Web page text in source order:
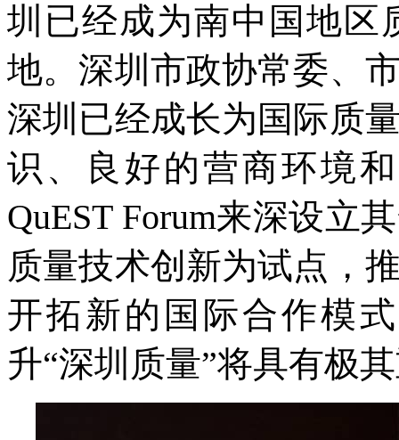
圳已经成为南中国地区
地。深圳市政协常委、
深圳已经成长为国际质
识、良好的营商环境
QuEST Forum来深设立
质量技术创新为试点，
开拓新的国际合作模
升“深圳质量”将具有极